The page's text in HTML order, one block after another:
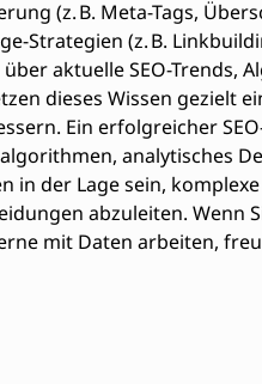
(z. B. Meta-Tags,
Strategien (z. B.
aktuelle SEO-Trends,
dieses Wissen gezielt
Ein erfolgreicher
analytisches
in der Lage sein,
abzuleiten. Wenn
mit Daten arbeiten,